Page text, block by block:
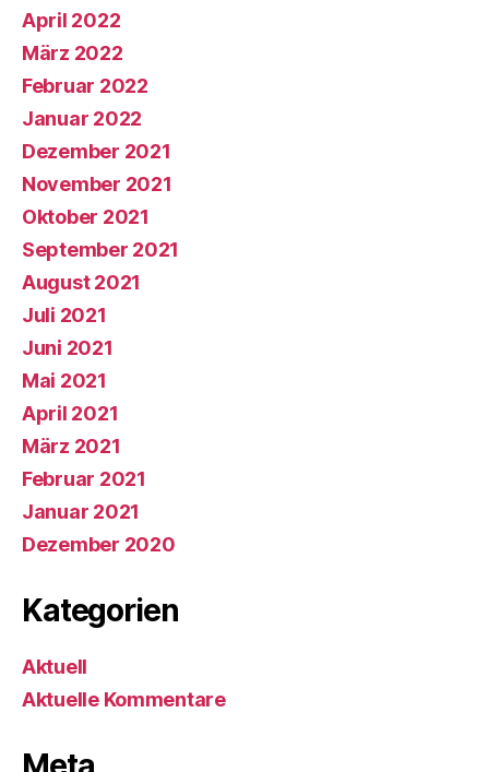
April 2022
März 2022
Februar 2022
Januar 2022
Dezember 2021
November 2021
Oktober 2021
September 2021
August 2021
Juli 2021
Juni 2021
Mai 2021
April 2021
März 2021
Februar 2021
Januar 2021
Dezember 2020
Kategorien
Aktuell
Aktuelle Kommentare